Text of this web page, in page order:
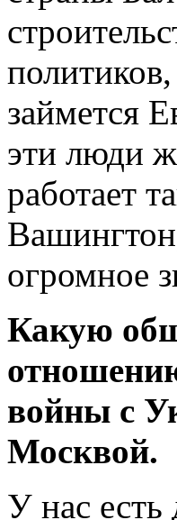
займется
эти люди
работает
огромное
Какую
войны с
Москвой.
У нас